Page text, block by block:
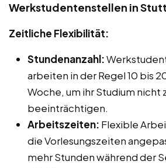
Werkstudentenstellen in
Zeitliche Flexibilität:
Stundenanzahl:
arbeiten in der Regel 10 bis
Woche, um ihr Studium nicht
beeinträchtigen.
Arbeitszeiten: Flexible
die Vorlesungszeiten
mehr Stunden während der